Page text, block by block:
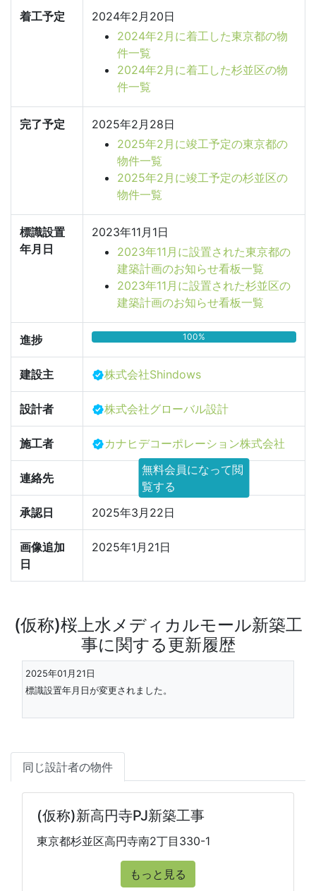
着工予定
2024年2月20日
2024年2月に着工した東京都の物
件一覧
2024年2月に着工した杉並区の物
件一覧
完了予定
2025年2月28日
2025年2月に竣工予定の東京都の
物件一覧
2025年2月に竣工予定の杉並区の
物件一覧
標識設置
年月日
2023年11月1日
2023年11月に設置された東京都の
建築計画のお知らせ看板一覧
2023年11月に設置された杉並区の
建築計画のお知らせ看板一覧
進捗 100%
建設主 株式会社Shindows
設計者 株式会社グローバル設計
施工者 カナヒデコーポレーション株式会社
連絡先
無料会員になって閲
覧する
承認日
2025年3月22日
画像追加
日
2025年1月21日
(仮称)桜上水メディカルモール新築工
事に関する更新履歴
2025年01月21日
標識設置年月日が変更されました。
同じ設計者の物件
(仮称)新高円寺PJ新築工事
東京都杉並区高円寺南2丁目330-1
もっと見る